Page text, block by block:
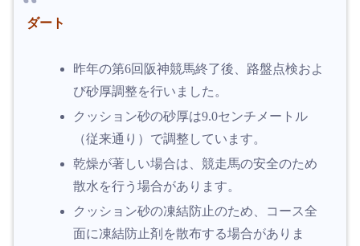
ダート
昨年の第6回阪神競馬終了後、路盤点検およ
び砂厚調整を行いました。
クッション砂の砂厚は9.0センチメートル
（従来通り）で調整しています。
乾燥が著しい場合は、競走馬の安全のため
散水を行う場合があります。
クッション砂の凍結防止のため、コース全
面に凍結防止剤を散布する場合がありま